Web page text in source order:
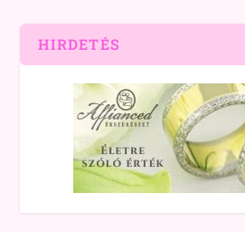
HIRDETÉS